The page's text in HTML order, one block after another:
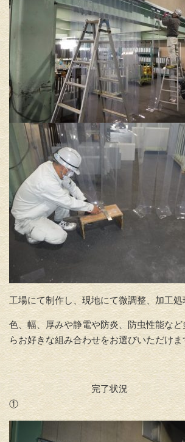
工場にて制作し、現地にて微調整、加工
色、幅、厚みや静電や防炎、防虫性能な
らお好きな組み合わせをお選びいただけま
完了状況
① 完了